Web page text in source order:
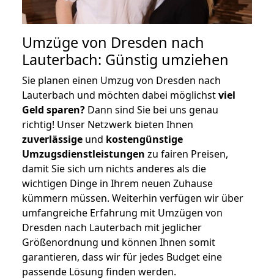
Umzüge von Dresden nach
Lauterbach: Günstig umziehen
Sie planen einen Umzug von Dresden nach
Lauterbach und möchten dabei möglichstviel
Geld sparen? Dann sind Sie bei uns genau
richtig! Unser Netzwerk bieten Ihnen
zuverlässige und kostengünstige
Umzugsdienstleistungen zu fairen Preisen,
damit Sie sich um nichts anderes als die
wichtigen Dinge in Ihrem neuen Zuhause
kümmern müssen. Weiterhin verfügen wir über
umfangreiche Erfahrung mit Umzügen von
Dresden nach Lauterbach mit jeglicher
Größenordnung und können Ihnen somit
garantieren, dass wir für jedes Budget eine
passende Lösung finden werden.